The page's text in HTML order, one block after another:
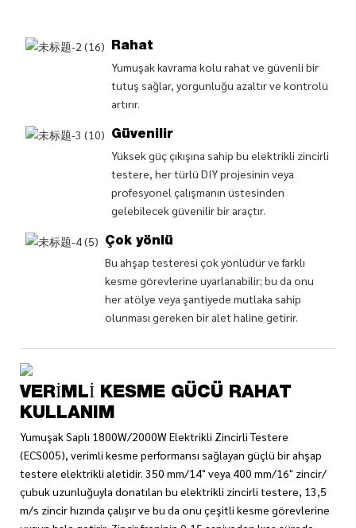
Rahat
Yumuşak kavrama kolu rahat ve güvenli bir
tutuş sağlar, yorgunluğu azaltır ve kontrolü
artırır.
Güvenilir
Yüksek güç çıkışına sahip bu elektrikli zincirli
testere, her türlü DIY projesinin veya
profesyonel çalışmanın üstesinden
gelebilecek güvenilir bir araçtır.
Çok yönlü
Bu ahşap testeresi çok yönlüdür ve farklı
kesme görevlerine uyarlanabilir; bu da onu
her atölye veya şantiyede mutlaka sahip
olunması gereken bir alet haline getirir.
VERIMLI KESME GÜCÜ RAHAT
KULLANIM
Yumuşak Saplı 1800W/2000W Elektrikli Zincirli Testere
(ECS005), verimli kesme performansı sağlayan güçlü bir ahşap
testere elektrikli aletidir. 350 mm/14" veya 400 mm/16" zincir/
çubuk uzunluğuyla donatılan bu elektrikli zincirli testere, 13,5
m/s zincir hızında çalışır ve bu da onu çeşitli kesme görevlerine